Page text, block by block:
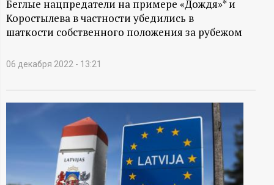
Н
-
и
о
Беглые нацпредатели на примере «Дождя»* и
Коростылева в частности убедились в
шаткости собственного положения за рубежом
06 декабря 2022 - 13:21